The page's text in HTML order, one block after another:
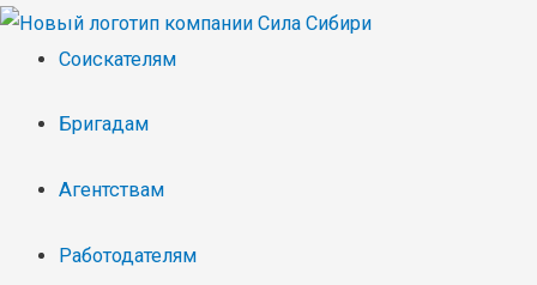
Соискателям
Бригадам
Агентствам
Работодателям